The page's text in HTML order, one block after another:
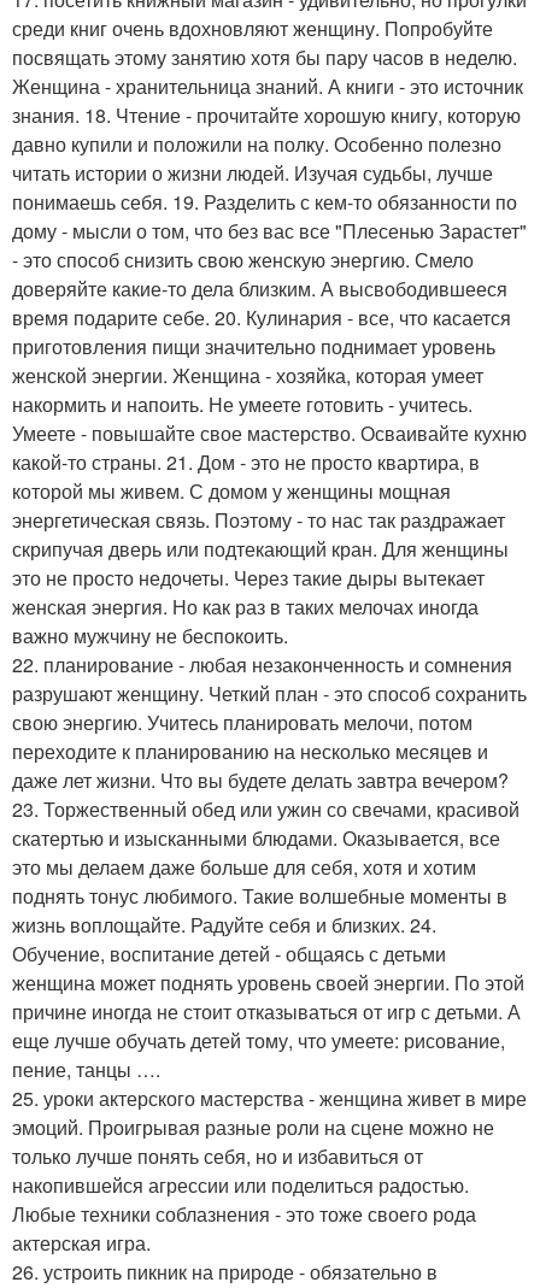
среди книг очень вдохновляют женщину. Попробуйте
посвящать этому занятию хотя бы пару часов в неделю.
Женщина - хранительница знаний. А книги - это источник
знания. 18. Чтение - прочитайте хорошую книгу, которую
давно купили и положили на полку. Особенно полезно
читать истории о жизни людей. Изучая судьбы, лучше
понимаешь себя. 19. Разделить с кем-то обязанности по
дому - мысли о том, что без вас все "Плесенью Зарастет"
- это способ снизить свою женскую энергию. Смело
доверяйте какие-то дела близким. А высвободившееся
время подарите себе. 20. Кулинария - все, что касается
приготовления пищи значительно поднимает уровень
женской энергии. Женщина - хозяйка, которая умеет
накормить и напоить. Не умеете готовить - учитесь.
Умеете - повышайте свое мастерство. Осваивайте кухню
какой-то страны. 21. Дом - это не просто квартира, в
которой мы живем. С домом у женщины мощная
энергетическая связь. Поэтому - то нас так раздражает
скрипучая дверь или подтекающий кран. Для женщины
это не просто недочеты. Через такие дыры вытекает
женская энергия. Но как раз в таких мелочах иногда
важно мужчину не беспокоить.
22. планирование - любая незаконченность и сомнения
разрушают женщину. Четкий план - это способ сохранить
свою энергию. Учитесь планировать мелочи, потом
переходите к планированию на несколько месяцев и
даже лет жизни. Что вы будете делать завтра вечером?
23. Торжественный обед или ужин со свечами, красивой
скатертью и изысканными блюдами. Оказывается, все
это мы делаем даже больше для себя, хотя и хотим
поднять тонус любимого. Такие волшебные моменты в
жизнь воплощайте. Радуйте себя и близких. 24.
Обучение, воспитание детей - общаясь с детьми
женщина может поднять уровень своей энергии. По этой
причине иногда не стоит отказываться от игр с детьми. А
еще лучше обучать детей тому, что умеете: рисование,
пение, танцы ….
25. уроки актерского мастерства - женщина живет в мире
эмоций. Проигрывая разные роли на сцене можно не
только лучше понять себя, но и избавиться от
накопившейся агрессии или поделиться радостью.
Любые техники соблазнения - это тоже своего рода
актерская игра.
26. устроить пикник на природе - обязательно в